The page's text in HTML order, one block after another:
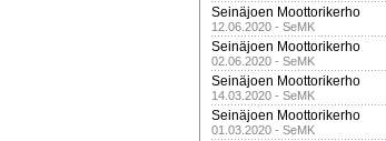
Seinäjoen Moottorikerho
12.06.2020 - SeMK
Seinäjoen Moottorikerho
02.06.2020 - SeMK
Seinäjoen Moottorikerho
14.03.2020 - SeMK
Seinäjoen Moottorikerho
01.03.2020 - SeMK